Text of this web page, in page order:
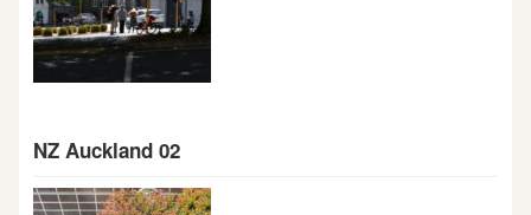
NZ Auckland 02